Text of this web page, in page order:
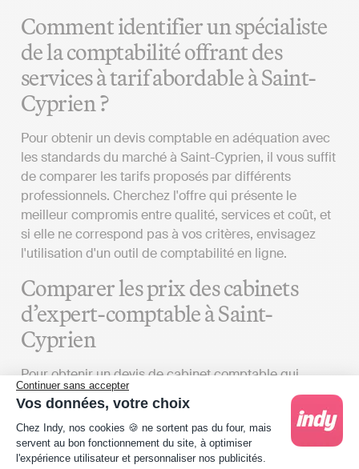
Continuer sans accepter
Vos données, votre choix
Plateforme de Gestion du Consentement :
Chez Indy, nos cookies 🍪 ne sortent pas du four, mais
servent au bon fonctionnement du site, à optimiser
l'expérience utilisateur et personnaliser nos publicités.
Comment identifier un spécialiste
de la comptabilité offrant des
services à tarif abordable à Saint-
Cyprien ?
Pour obtenir un devis comptable en adéquation avec
les standards du marché à Saint-Cyprien, il vous suffit
de comparer les tarifs proposés par différents
professionnels. Cherchez l'offre qui présente le
meilleur compromis entre qualité, services et coût, et
si elle ne correspond pas à vos critères, envisagez
l'utilisation d'un outil de comptabilité en ligne.
Comparer les prix des cabinets
d’expert-comptable à Saint-
Cyprien
Pour obtenir un devis de cabinet comptable qui
reflète la réalité du marché à Saint-Cyprien, plusieurs
facteurs doivent être considérés :
Identifier vos exigences: Le coût des services
proposés par un cabinet d'experts-comptables